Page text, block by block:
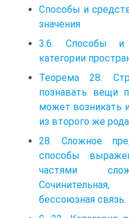
Способы и
значения
3.6. Способы и
категории
Теорема 28.
познавать вещи
может возникать
из второго же
28. Сложное
способы
частями
бессоюзная связь.